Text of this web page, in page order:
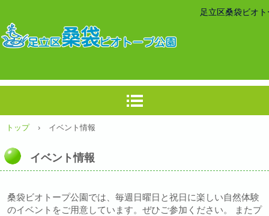
足立区桑袋ビオ
トップ › イベント情報
イベント情報
桑袋ビオトープ公園では、毎週日曜日と祝日に楽しい自然体験
のイベントをご用意しています。ぜひご参加ください。 またプ